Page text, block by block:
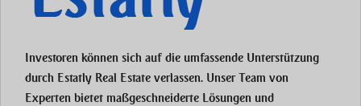
Investoren können sich auf die umfassende Unterstützung
durch Estatly Real Estate verlassen. Unser Team von
Experten bietet maßgeschneiderte Lösungen und